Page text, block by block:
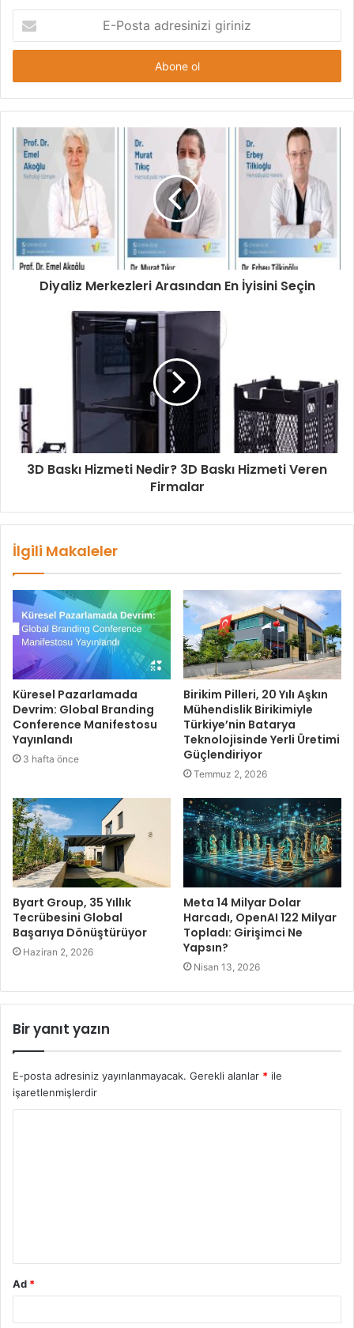
Posta
adresinizi
Diyaliz Merkezleri Arasından En İyisini Seçin
3D Baskı Hizmeti Nedir? 3D Baskı Hizmeti Veren
Firmalar
İlgili Makaleler
Küresel Pazarlamada
Devrim: Global Branding
Conference Manifestosu
Yayınlandı
3 hafta önce
Birikim Pilleri, 20 Yılı Aşkın
Mühendislik Birikimiyle
Türkiye’nin Batarya
Teknolojisinde Yerli Üretimi
Güçlendiriyor
Temmuz 2, 2026
Byart Group, 35 Yıllık
Tecrübesini Global
Başarıya Dönüştürüyor
Haziran 2, 2026
Meta 14 Milyar Dolar
Harcadı, OpenAI 122 Milyar
Topladı: Girişimci Ne
Yapsın?
Nisan 13, 2026
Bir yanıt yazın
E-posta adresiniz yayınlanmayacak. Gerekli alanlar * ile
işaretlenmişlerdir
Ad *